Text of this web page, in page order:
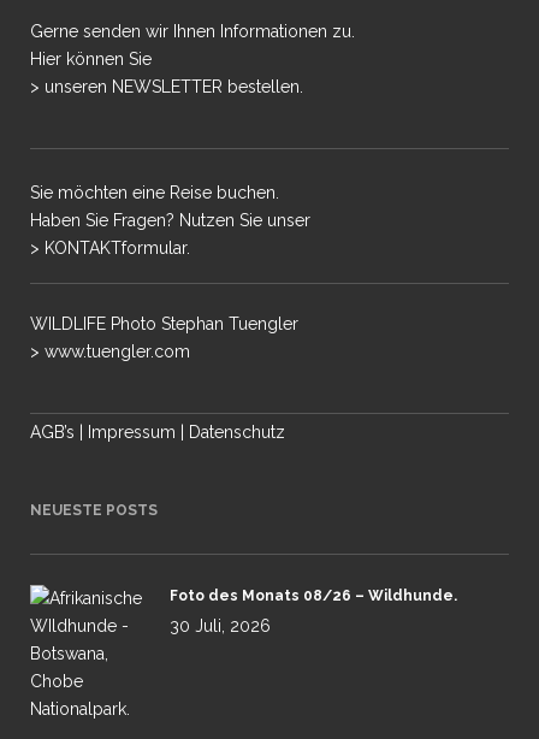
Gerne senden wir Ihnen Informationen zu.
Hier können Sie
> unseren NEWSLETTER bestellen.
Sie möchten eine Reise buchen.
Haben Sie Fragen? Nutzen Sie unser
> KONTAKTformular.
WILDLIFE Photo Stephan Tuengler
> www.tuengler.com
AGB’s Impressum Datenschutz
NEUESTE POSTS
Foto des Monats 08/26 – Wildhunde.
30 Juli, 2026